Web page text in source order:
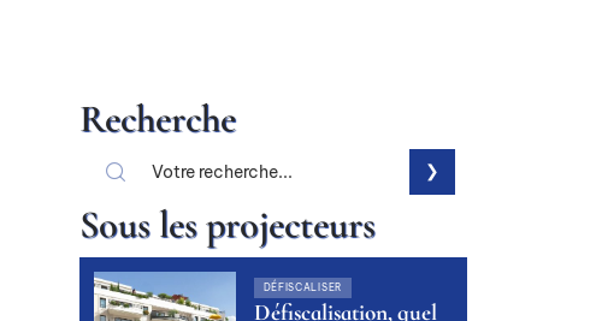
Recherche
Sous les projecteurs
DÉFISCALISER
Défiscalisation, quel